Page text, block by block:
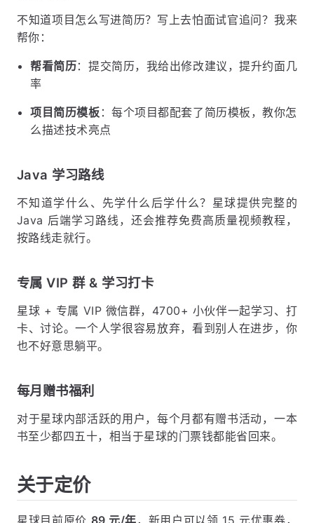
不知道项目怎么写进简历？写上去怕面试官追问？我来
帮你：
帮看简历：提交简历，我给出修改建议，提升约面几
率
项目简历模板 ：每个项目都配套了简历模板，教你怎
么描述技术亮点
Java 学习路线
不知道学什么、先学什么后学什么？星球提供完整的
Java 后端学习路线，还会推荐免费高质量视频教程，
按路线走就行。
专属 VIP 群 & 学习打卡
星球 + 专属 VIP 微信群，4700+ 小伙伴一起学习、打
卡、讨论。一个人学很容易放弃，看到别人在进步，你
也不好意思躺平。
每月赠书福利
对于星球内部活跃的用户，每个月都有赠书活动，一本
书至少都四五十，相当于星球的门票钱都能省回来。
关于定价
星球目前原价 89 元/年，新用户可以领 15 元优惠券，